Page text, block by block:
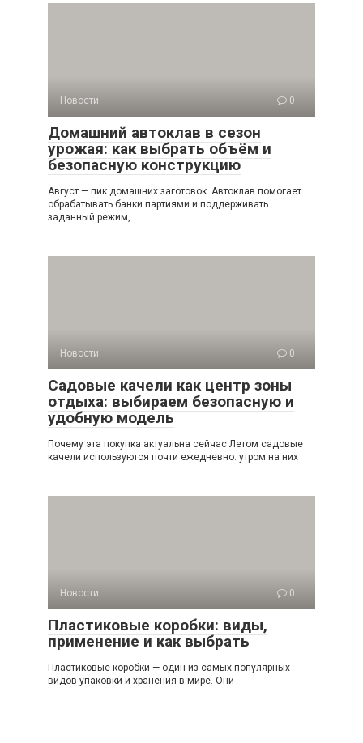
Новости 0
Домашний автоклав в сезон
урожая: как выбрать объём и
безопасную конструкцию
Август — пик домашних заготовок. Автоклав помогает
обрабатывать банки партиями и поддерживать
заданный режим,
Новости 0
Садовые качели как центр зоны
отдыха: выбираем безопасную и
удобную модель
Почему эта покупка актуальна сейчас Летом садовые
качели используются почти ежедневно: утром на них
Новости 0
Пластиковые коробки: виды,
применение и как выбрать
Пластиковые коробки — один из самых популярных
видов упаковки и хранения в мире. Они